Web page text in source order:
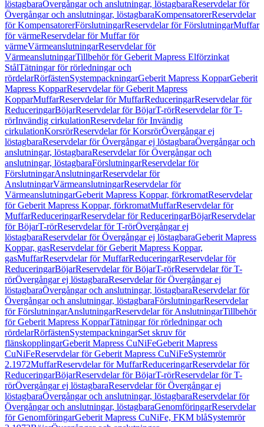
löstagbaraÖvergångar och anslutningar, löstagbaraReservdelar för
Övergångar och anslutningar, löstagbaraKompensatorerReservdelar
för KompensatorerFörslutningarReservdelar för FörslutningarMuffar
för värmeReservdelar för Muffar för
värmeVärmeanslutningarReservdelar för
VärmeanslutningarTillbehör för Geberit Mapress Elförzinkat
StålTätningar för rörledningar och
rördelarRörfästenSystempackningarGeberit Mapress KopparGeberit
Mapress KopparReservdelar för Geberit Mapress
KopparMuffarReservdelar för MuffarReduceringarReservdelar för
ReduceringarBöjarReservdelar för BöjarT-rörReservdelar för T-
rörInvändig cirkulationReservdelar för Invändig
cirkulationKorsrörReservdelar för KorsrörÖvergångar ej
löstagbaraReservdelar för Övergångar ej löstagbaraÖvergångar och
anslutningar, löstagbaraReservdelar för Övergångar och
anslutningar, löstagbaraFörslutningarReservdelar för
FörslutningarAnslutningarReservdelar för
AnslutningarVärmeanslutningarReservdelar för
VärmeanslutningarGeberit Mapress Koppar, förkromatReservdelar
för Geberit Mapress Koppar, förkromatMuffarReservdelar för
MuffarReduceringarReservdelar för ReduceringarBöjarReservdelar
för BöjarT-rörReservdelar för T-rörÖvergångar ej
löstagbaraReservdelar för Övergångar ej löstagbaraGeberit Mapress
Koppar, gasReservdelar för Geberit Mapress Koppar,
gasMuffarReservdelar för MuffarReduceringarReservdelar för
ReduceringarBöjarReservdelar för BöjarT-rörReservdelar för T-
rörÖvergångar ej löstagbaraReservdelar för Övergångar ej
löstagbaraÖvergångar och anslutningar, löstagbaraReservdelar för
Övergångar och anslutningar, löstagbaraFörslutningarReservdelar
för FörslutningarAnslutningarReservdelar för AnslutningarTillbehör
för Geberit Mapress KopparTätningar för rörledningar och
rördelarRörfästenSystempackningarSet skruv för
flänskopplingarGeberit Mapress CuNiFeGeberit Mapress
CuNiFeReservdelar för Geberit Mapress CuNiFeSystemrör
2.1972MuffarReservdelar för MuffarReduceringarReservdelar för
ReduceringarBöjarReservdelar för BöjarT-rörReservdelar för T-
rörÖvergångar ej löstagbaraReservdelar för Övergångar ej
löstagbaraÖvergångar och anslutningar, löstagbaraReservdelar för
Övergångar och anslutningar, löstagbaraGenomföringarReservdelar
för GenomföringarGeberit Mapress CuNiFe, FKM blåSystemrör